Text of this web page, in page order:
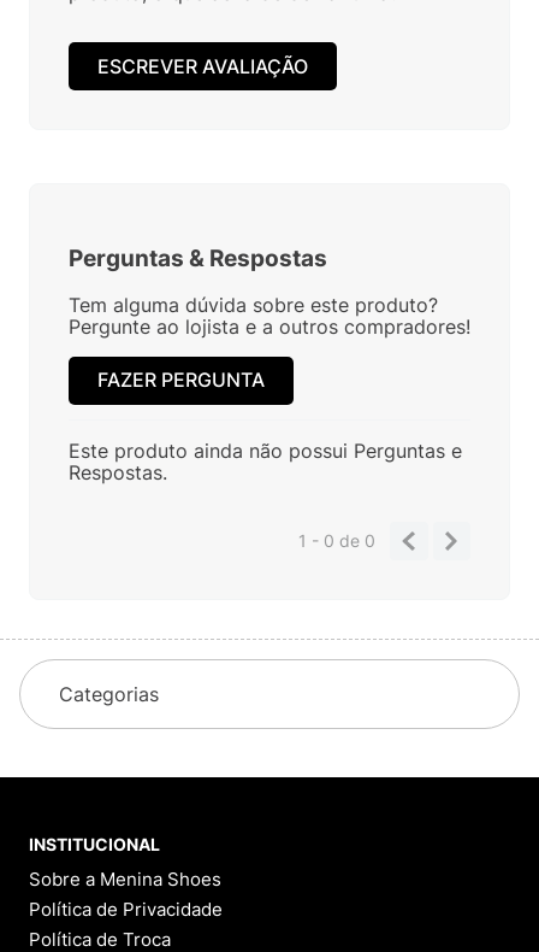
ESCREVER AVALIAÇÃO
Perguntas & Respostas
Tem alguma dúvida sobre este produto?
Pergunte ao lojista e a outros compradores!
FAZER PERGUNTA
Este produto ainda não possui Perguntas e
Respostas.
1 - 0de 0
Categorias
INSTITUCIONAL
Sobre a Menina Shoes
Política de Privacidade
Política de Troca